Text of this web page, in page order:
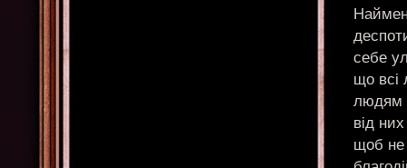
себе
що всі
людям
від
щоб не